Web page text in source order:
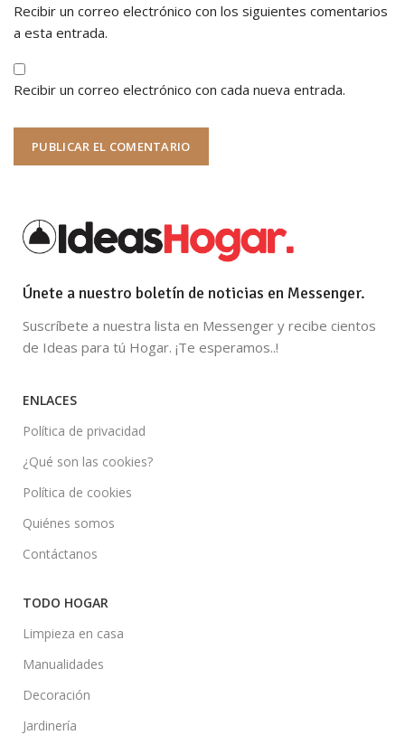
Recibir un correo electrónico con los siguientes comentarios
a esta entrada.
Recibir un correo electrónico con cada nueva entrada.
Únete a nuestro boletín de noticias en Messenger.
Suscríbete a nuestra lista en Messenger y recibe cientos
de Ideas para tú Hogar. ¡Te esperamos..!
ENLACES
Política de privacidad
¿Qué son las cookies?
Política de cookies
Quiénes somos
Contáctanos
TODO HOGAR
Limpieza en casa
Manualidades
Decoración
Jardinería